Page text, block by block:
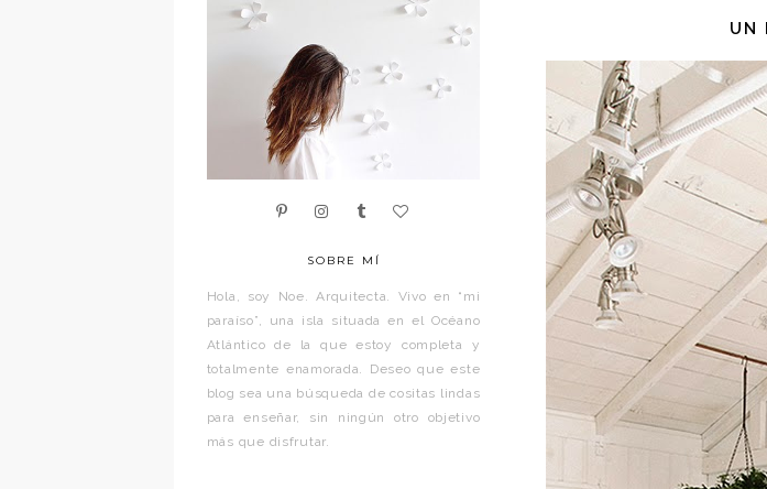
UN
SOBRE MÍ
Hola, soy Noe. Arquitecta. Vivo en “mi
paraíso”, una isla situada en el Océano
Atlántico de la que estoy completa y
totalmente enamorada. Deseo que este
blog sea una búsqueda de cositas lindas
para enseñar, sin ningún otro objetivo
más que disfrutar.